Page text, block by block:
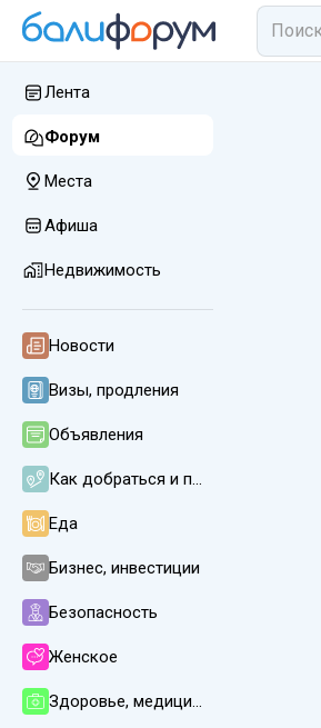
Лента
Форум
Места
Афиша
Недвижимость
Новости
Визы, продления
Объявления
Как добраться и передвигаться
Еда
Бизнес, инвестиции
Безопасность
Женское
Здоровье, медицина